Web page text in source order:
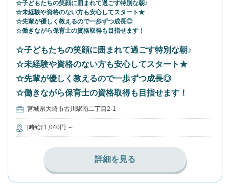
☆子どもたちの笑顔に囲まれて過ごす特別な朝♪
☆未経験や資格のない方も安心してスタート★
☆先輩が優しく教えるので一歩ずつ成長◎
☆働きながら保育士の資格取得も目指せます！
☆子どもたちの笑顔に囲まれて過ごす特別な朝♪
☆未経験や資格のない方も安心してスタート★
☆先輩が優しく教えるので一歩ずつ成長◎
☆働きながら保育士の資格取得も目指せます！
宮城県大崎市古川駅南二丁目2-1
[時給] 1,040円 ～
詳細を見る